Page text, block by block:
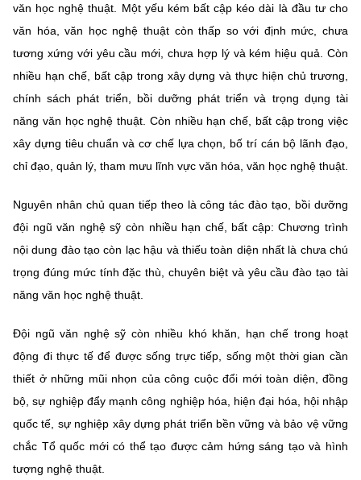
văn học nghệ thuật. Một yếu kém bất cập kéo dài là đầu tư cho
văn hóa, văn học nghệ thuật còn thấp so với định mức, chưa
tương xứng với yêu cầu mới, chưa hợp lý và kém hiệu quả. Còn
nhiều hạn chế, bất cập trong xây dựng và thực hiện chủ trương,
chính sách phát triển, bồi dưỡng phát triển và trọng dụng tài
năng văn học nghệ thuật. Còn nhiều hạn chế, bất cập trong việc
xây dựng tiêu chuẩn và cơ chế lựa chọn, bố trí cán bộ lãnh đạo,
chỉ đạo, quản lý, tham mưu lĩnh vực văn hóa, văn học nghệ thuật.
Nguyên nhân chủ quan tiếp theo là công tác đào tạo, bồi dưỡng
đội ngũ văn nghệ sỹ còn nhiều hạn chế, bất cập: Chương trình
nội dung đào tạo còn lạc hậu và thiếu toàn diện nhất là chưa chú
trọng đúng mức tính đặc thù, chuyên biệt và yêu cầu đào tạo tài
năng văn học nghệ thuật.
Đội ngũ văn nghệ sỹ còn nhiều khó khăn, hạn chế trong hoạt
động đi thực tế để được sống trực tiếp, sống một thời gian cần
thiết ở những mũi nhọn của công cuộc đổi mới toàn diện, đồng
bộ, sự nghiệp đẩy mạnh công nghiệp hóa, hiện đại hóa, hội nhập
quốc tế, sự nghiệp xây dựng phát triển bền vững và bảo vệ vững
chắc Tổ quốc mới có thể tạo được cảm hứng sáng tạo và hình
tượng nghệ thuật.